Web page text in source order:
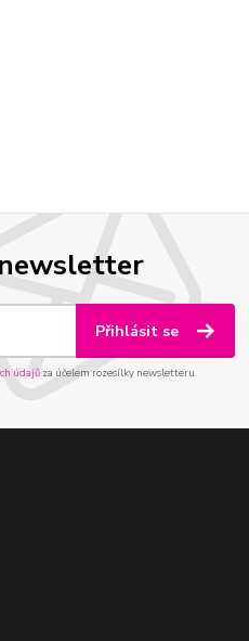
Přihlásit se
údajůza účelem rozesílky newsletteru.